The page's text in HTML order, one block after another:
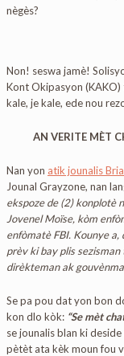
nègès?
Non! seswa jamè!
Kont Okipasyon
kale, je kale, ede nou
AN VERITE MÈT
Nan yon atik jounalis
Jounal Grayzone, nan
ekspoze de (2) konplotè
Jovenel Moïse, kòm
enfòmatè FBI. Kounye
prèv ki bay plis
dirèkteman ak
Se pa pou dat yon bon
kon dlo kòk: “Se mèt
se jounalis blan ki
pètèt ata kèk moun fou